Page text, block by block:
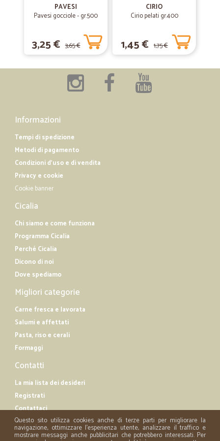
Molto buono il servizio, ho fatto 2 ordini a distanza di 1 settimana
circa e, nonostante il periodo difficile, è arrivato tutto puntuale. Lo
La mia esperienza
Sono rapidi e puntuali per la consegna,merce di buona qualità,tutto
PAVESI
Pavesi gocciole - gr.500
3,25 € 3,65 €
CIRIO
Cirio pelati gr.400
1,45 € 1,75 €
Informazioni
Tempi di spedizione
Metodi di pagamento
Condizioni d'uso e di vendita
Privacy e cookie
Cookie banner
Cicalia
Chi siamo e come funziona
Programma Cicalia
Perché Cicalia
Dicono di noi
Dove spediamo
Migliori categorie
Carne fresca e lavorata
Salumi e affettati
Pasta, riso e cerali
Formaggi
Contatti
La mia lista dei desideri
Registrati
Contattaci
Questo sito utilizza cookies anche di terze parti per migliorare la
navigazione, ottimizzare l'esperienza utente, analizzare il traffico e
mostrare messaggi anche pubblicitari che potrebbero interessati. Per